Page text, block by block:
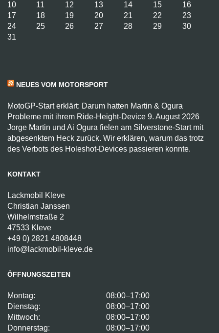
10
11 12 13 14 15
16
17
18 19 20 21 22
23
24
25 26 27 28 29
30
31
NEUES VOM MOTORSPORT
MotoGP-Start erklärt: Darum hatten Martin & Ogura
Probleme mit ihrem Ride-Height-Device 9. August 2026
Jorge Martin und Ai Ogura fielen am Silverstone-Start mit
abgesenktem Heck zurück. Wir erklären, warum das trotz
des Verbots des Holeshot-Devices passieren konnte.
KONTAKT
Lackmobil Kleve
Christian Janssen
Wilhelmstraße 2
47533 Kleve
+49 0) 2821 4808448
info@lackmobil-kleve.de
ÖFFNUNGSZEITEN
Montag:
08:00–17:00
Dienstag:
08:00–17:00
Mittwoch:
08:00–17:00
Donnerstag:
08:00–17:00